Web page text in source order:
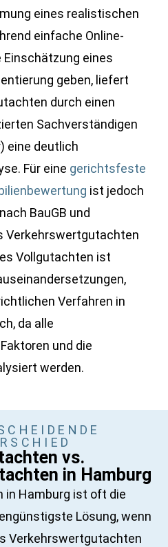
eines realistischen
einfache Online-
Einschätzung eines
geben, liefert
durch einen
Sachverständigen
eine deutlich
Für eine gerichtsfeste
ist jedoch
BauGB und
Verkehrswertgutachten
Vollgutachten ist
Verfahren in
da alle
und die
werden.
vs.
in Hamburg
in Hamburg ist oft die
Lösung, wenn
Verkehrswertgutachten